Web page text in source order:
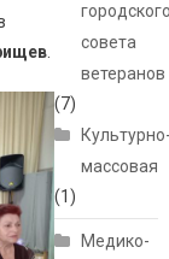
.
совета
ветеранов
(7)
массовая
(1)
Медико-